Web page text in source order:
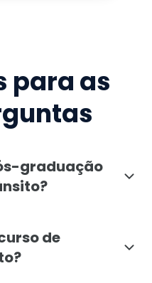
para as
graduação
de